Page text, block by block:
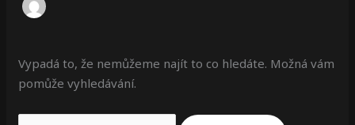
Vypadá to, že nemůžeme najít to co hledáte. Možná vám
pomůže vyhledávání.